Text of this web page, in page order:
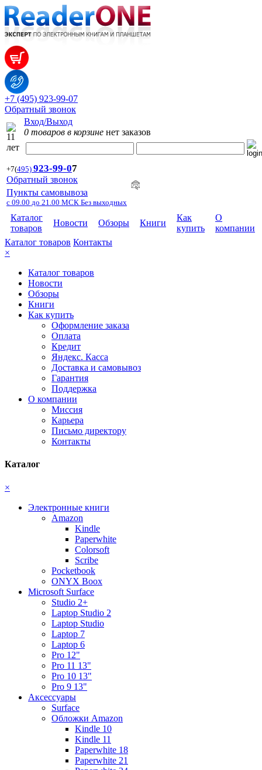
+7 (495) 923-99-07
Обратный звонок
Вход/Выход
0 товаров в корзине нет заказов
+7(495) 923-99-07
Обратный звонок
Пункты самовывоза
с 09.00 до 21.00 МСК Без выходных
Каталог
товаров
Новости Обзоры Книги
Как
купить
О
компании
Каталог товаров Контакты
×
Каталог товаров
Новости
Обзоры
Книги
Как купить
Оформление заказа
Оплата
Кредит
Яндекс. Касса
Доставка и самовывоз
Гарантия
Поддержка
О компании
Миссия
Карьера
Письмо директору
Контакты
Каталог
×
Электронные книги
Amazon
Kindle
Paperwhite
Colorsoft
Scribe
Pocketbook
ONYX Boox
Microsoft Surface
Studio 2+
Laptop Studio 2
Laptop Studio
Laptop 7
Laptop 6
Pro 12"
Pro 11 13"
Pro 10 13"
Pro 9 13"
Аксессуары
Surface
Обложки Amazon
Kindle 10
Kindle 11
Paperwhite 18
Paperwhite 21